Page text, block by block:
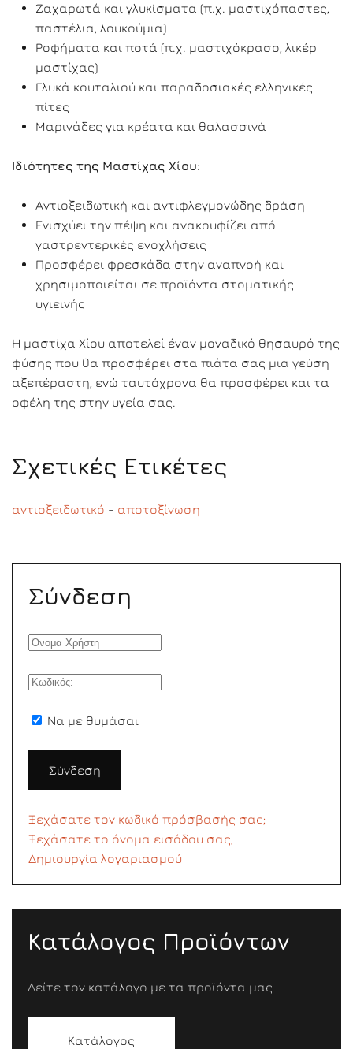
Ζαχαρωτά και γλυκίσματα (π.χ. μαστιχόπαστες,
παστέλια, λουκούμια)
Ροφήματα και ποτά (π.χ. μαστιχόκρασο, λικέρ
μαστίχας)
Γλυκά κουταλιού και παραδοσιακές ελληνικές
πίτες
Μαρινάδες για κρέατα και θαλασσινά
Ιδιότητες της Μαστίχας Χίου:
Αντιοξειδωτική και αντιφλεγμονώδης δράση
Ενισχύει την πέψη και ανακουφίζει από
γαστρεντερικές ενοχλήσεις
Προσφέρει φρεσκάδα στην αναπνοή και
χρησιμοποιείται σε προϊόντα στοματικής
υγιεινής
Η μαστίχα Χίου αποτελεί έναν μοναδικό θησαυρό της
φύσης που θα προσφέρει στα πιάτα σας μια γεύση
αξεπέραστη, ενώ ταυτόχρονα θα προσφέρει και τα
οφέλη της στην υγεία σας.
Σχετικές Ετικέτες
αντιοξειδωτικό - αποτοξίνωση
Σύνδεση
Να με θυμάσαι
Σύνδεση
Ξεχάσατε τον κωδικό πρόσβασής σας;
Ξεχάσατε το όνομα εισόδου σας;
Δημιουργία λογαριασμού
Κατάλογος Προϊόντων
Δείτε τον κατάλογο με τα προϊόντα μας
Κατάλογος